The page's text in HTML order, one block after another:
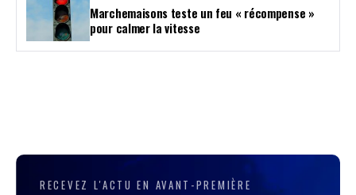
Marchemaisons teste un feu « récompense »
pour calmer la vitesse
RECEVEZ L'ACTU EN AVANT-PREMIÈRE